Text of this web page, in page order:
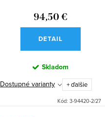
94,50 €
DETAIL
Skladom
Dostupné varianty + ďalšie
Kód: 3-94420-2/27